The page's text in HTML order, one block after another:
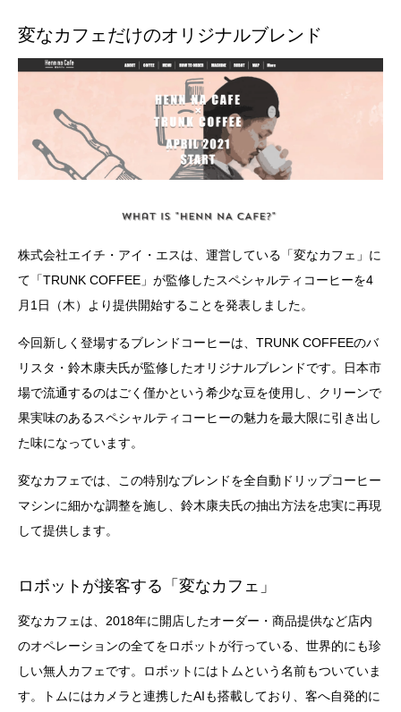
変なカフェだけのオリジナルブレンド
株式会社エイチ・アイ・エスは、運営している「変なカフェ」に
て「TRUNK COFFEE」が監修したスペシャルティコーヒーを4
月1日（木）より提供開始することを発表しました。
今回新しく登場するブレンドコーヒーは、TRUNK COFFEEのバ
リスタ・鈴木康夫氏が監修したオリジナルブレンドです。日本市
場で流通するのはごく僅かという希少な豆を使用し、クリーンで
果実味のあるスペシャルティコーヒーの魅力を最大限に引き出し
た味になっています。
変なカフェでは、この特別なブレンドを全自動ドリップコーヒー
マシンに細かな調整を施し、鈴木康夫氏の抽出方法を忠実に再現
して提供します。
ロボットが接客する「変なカフェ」
変なカフェは、2018年に開店したオーダー・商品提供など店内
のオペレーションの全てをロボットが行っている、世界的にも珍
しい無人カフェです。ロボットにはトムという名前もついていま
す。トムにはカメラと連携したAIも搭載しており、客へ自発的に